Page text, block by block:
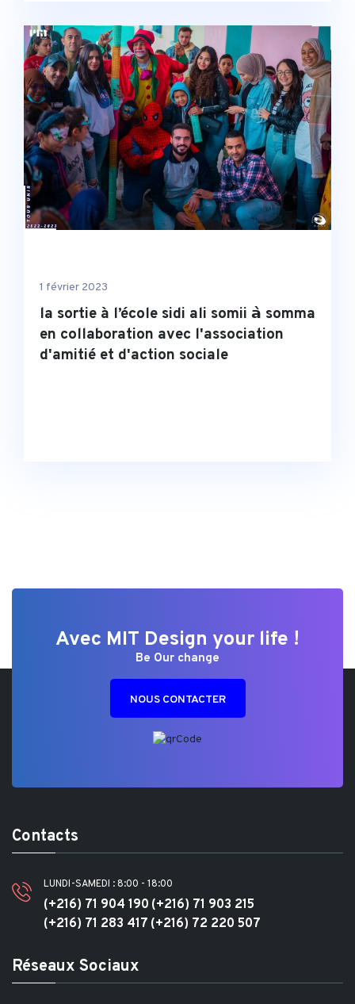
1 février 2023
la sortie à l’école sidi ali somii 𝗮̀ somma
en collaboration avec l'association
d'amitié et d'action sociale
Avec MIT Design your life !
Be Our change
NOUS CONTACTER
Contacts
LUNDI-SAMEDI : 8:00 - 18:00
(+216) 71 904 190 (+216) 71 903 215
(+216) 71 283 417 (+216) 72 220 507
Réseaux Sociaux